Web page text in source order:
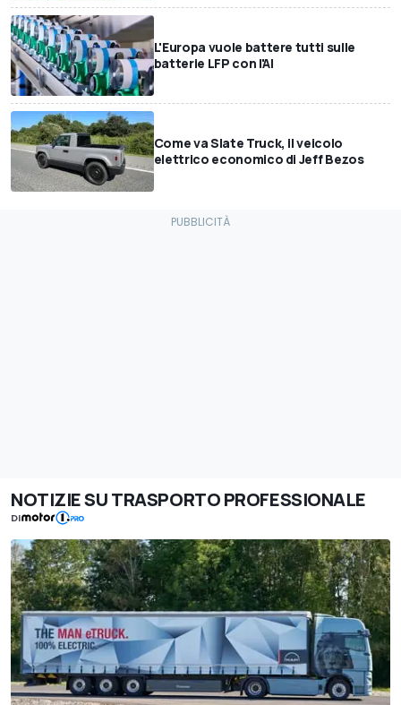
L'Europa vuole battere tutti sulle
batterie LFP con l'AI
Come va Slate Truck, il veicolo
elettrico economico di Jeff Bezos
NOTIZIE SU TRASPORTO PROFESSIONALE
DI